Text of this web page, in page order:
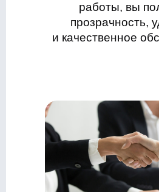
работы, вы
прозрачность,
и качественное